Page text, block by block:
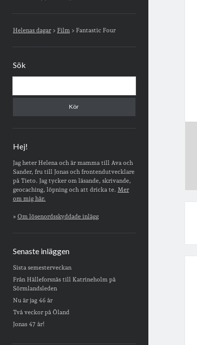
Sidopanel
Helenas dagar> Film > Fantastic Four
Sök
Hej!
Jag heter Helena och är mamma till Ava och
Sander, fru till Jonas och frontendutvecklare
på Tieto. Jag tycker om läsande, skrivande,
geocaching, löpning och att dricka te. Mer
om mig här.
» Om lösenordsskyddade inlägg
Senaste inläggen
Sista semesterveckan
Från Hälleforsnäs till Katrineholm på
Sörmlandsleden
Nu är jag 46 år
Två veckor på Öland
Jonas 47 år!